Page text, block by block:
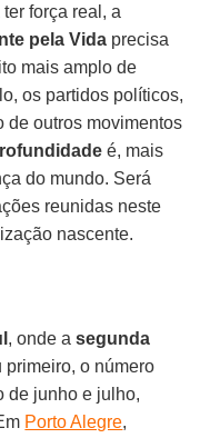
força real, a
pela Vida precisa
mais amplo de
os partidos políticos,
de outros movimentos
é, mais
do mundo. Será
reunidas neste
nascente.
, onde asegunda
primeiro, o número
de junho e julho,
Porto Alegre,